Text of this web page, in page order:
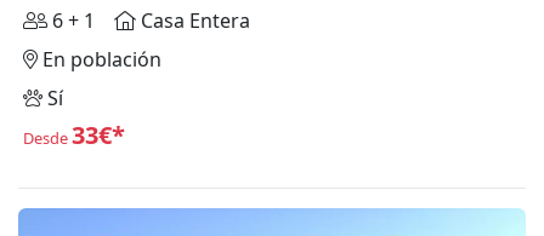
6 + 1
Casa Entera
En población
Sí
Desde33€*